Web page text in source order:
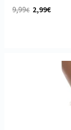
9,99€ 2,99€